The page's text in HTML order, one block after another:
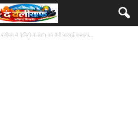
में नामिनी नामांकन कर कैरी फारवर्ड करवाना...